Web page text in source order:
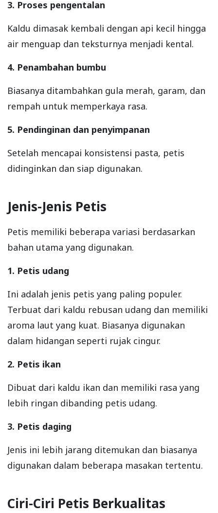
3. Proses pengentalan
Kaldu dimasak kembali dengan api kecil hingga
air menguap dan teksturnya menjadi kental.
4. Penambahan bumbu
Biasanya ditambahkan gula merah, garam, dan
rempah untuk memperkaya rasa.
5. Pendinginan dan penyimpanan
Setelah mencapai konsistensi pasta, petis
didinginkan dan siap digunakan.
Jenis-Jenis Petis
Petis memiliki beberapa variasi berdasarkan
bahan utama yang digunakan.
1. Petis udang
Ini adalah jenis petis yang paling populer.
Terbuat dari kaldu rebusan udang dan memiliki
aroma laut yang kuat. Biasanya digunakan
dalam hidangan seperti rujak cingur.
2. Petis ikan
Dibuat dari kaldu ikan dan memiliki rasa yang
lebih ringan dibanding petis udang.
3. Petis daging
Jenis ini lebih jarang ditemukan dan biasanya
digunakan dalam beberapa masakan tertentu.
Ciri-Ciri Petis Berkualitas